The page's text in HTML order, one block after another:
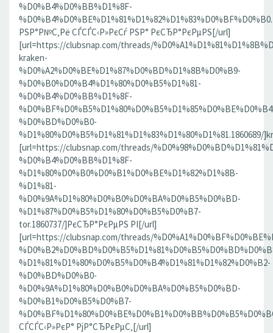
%D0%B4%D0%BB%D1%8F-
РЅР°Р№С‚Рё СЃСЃС‹Р»РєСѓ РЅР° РєСЂР°РєРµРЅ[/url]
[url=https://clubsnap.com/threads/
kraken-
%D0%A2%D0%BE%D1%87%D0%BD%D1%8B%D0%B9-
%D0%B0%D0%B4%D1%80%D0%B5%D1%81-
%D0%B4%D0%BB%D1%8F-
%D0%BD%D0%B0-
%D1%80%D0%B5%D1%81%D1%83%D1%80%D1%81.1860689/
[url=https://clubsnap.com/threads/
%D0%B4%D0%BB%D1%8F-
%D1%80%D0%B0%D0%B1%D0%BE%D1%82%D1%8B-
%D1%81-
%D0%9A%D1%80%D0%B0%D0%BA%D0%B5%D0%BD-
%D1%87%D0%B5%D1%80%D0%B5%D0%B7-
tor.1860737/]РєСЂР°РєРµРЅ РІ[/url]
[url=https://clubsnap.com/threads/
%D1%81%D1%80%D0%B5%D0%B4%D1%81%D1%82%D0%B2-
%D0%BD%D0%B0-
%D0%9A%D1%80%D0%B0%D0%BA%D0%B5%D0%BD-
%D0%B1%D0%B5%D0%B7-
СЃСЃС‹Р»РєР° РјР°СЂРєРµС‚[/url]